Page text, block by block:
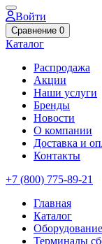
Войти
Сравнение 0
Каталог
Распродажа
Акции
Наши услуги
Бренды
Новости
О компании
Доставка и
Контакты
+7 (800) 775-89-21
Главная
Каталог
Терминалы